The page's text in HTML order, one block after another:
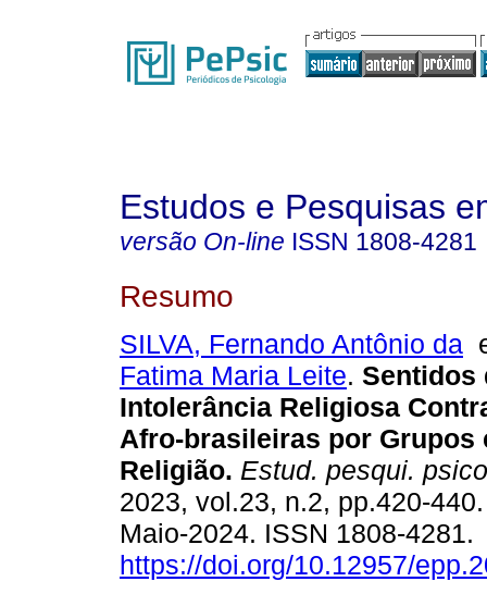
Estudos e Pesquisas
versão On-line ISSN 1808-4281
Resumo
SILVA, Fernando Antônio da
Fatima Maria Leite. Sentidos
Intolerância Religiosa
Afro-brasileiras por Grupos
Religião. Estud. pesqui.
2023, vol.23, n.2, pp.420-
Maio-2024. ISSN 1808-4281.
https://doi.org/10.12957/